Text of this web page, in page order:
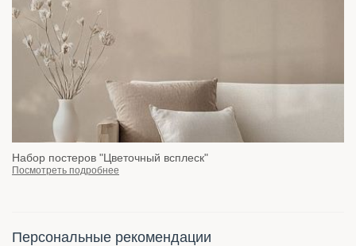
Набор постеров "Цветочный всплеск"
Посмотреть подробнее
Персональные рекомендации